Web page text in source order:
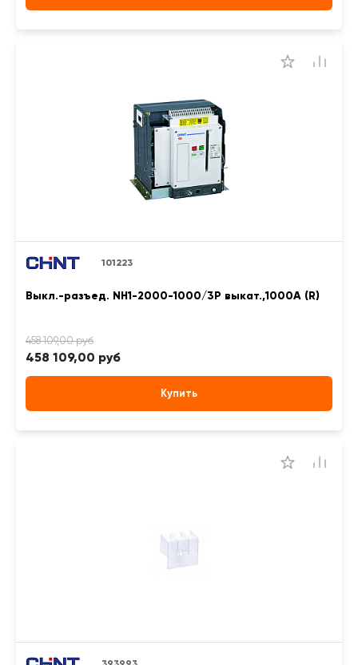
101223
Выкл.-разъед. NH1-2000-1000/3P выкат.,1000А (R)
458 109,00 руб
Купить